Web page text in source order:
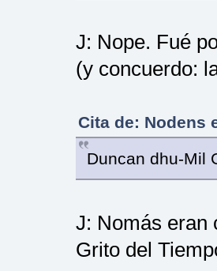
J: Nope. Fué
(y concuerdo:
Cita de: Nodens
Duncan dhu-Mil
J: Nomás eran
Grito del